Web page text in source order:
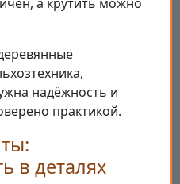
надёжность и
практикой.
в деталях